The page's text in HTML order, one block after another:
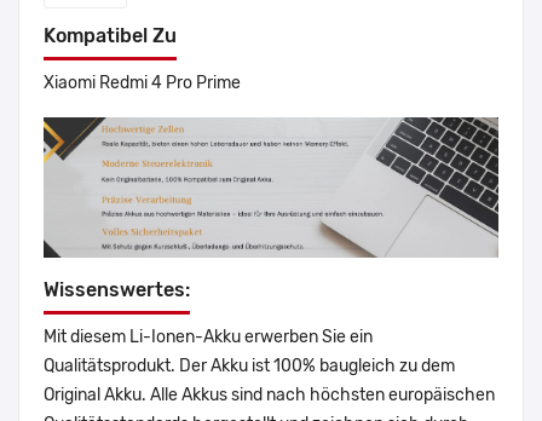
Kompatibel Zu
Xiaomi Redmi 4 Pro Prime
Wissenswertes:
Mit diesem Li-Ionen-Akku erwerben Sie ein
Qualitätsprodukt. Der Akku ist 100% baugleich zu dem
Original Akku. Alle Akkus sind nach höchsten europäischen